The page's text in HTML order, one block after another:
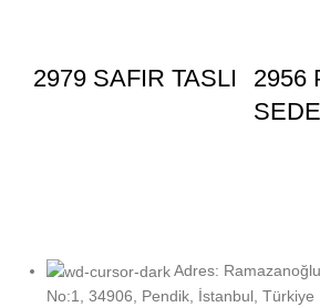
2979 SAFIR TASLI
2956
Adres:
No:1, 34906, Pendik, İstanbul, Türkiye